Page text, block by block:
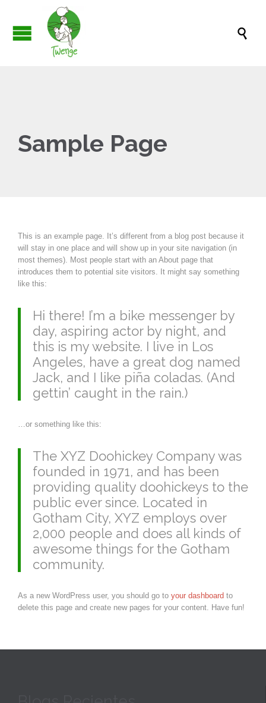

Sample Page
This is an example page. It’s different from a blog post because it
will stay in one place and will show up in your site navigation (in
most themes). Most people start with an About page that
introduces them to potential site visitors. It might say something
like this:
Hi there! I’m a bike messenger by
day, aspiring actor by night, and
this is my website. I live in Los
Angeles, have a great dog named
Jack, and I like piña coladas. (And
gettin’ caught in the rain.)
…or something like this:
The XYZ Doohickey Company was
founded in 1971, and has been
providing quality doohickeys to the
public ever since. Located in
Gotham City, XYZ employs over
2,000 people and does all kinds of
awesome things for the Gotham
community.
As a new WordPress user, you should go to your dashboard to
delete this page and create new pages for your content. Have fun!